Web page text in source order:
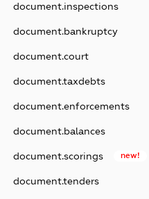
document.inspections
document.bankruptcy
document.court
document.taxdebts
document.enforcements
document.balances
document.scorings new!
document.tenders